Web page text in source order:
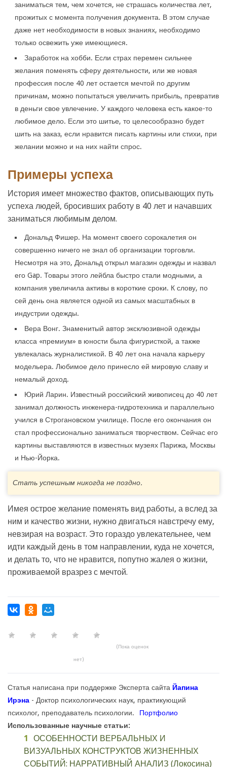
заниматься тем, чем хочется, не страшась количества лет,
прожитых с момента получения документа. В этом случае
даже нет необходимости в новых знаниях, необходимо
только освежить уже имеющиеся.
Заработок на хобби. Если страх перемен сильнее
желания поменять сферу деятельности, или же новая
профессия после 40 лет остается мечтой по другим
причинам, можно попытаться увеличить прибыль, превратив
в деньги свое увлечение. У каждого человека есть какое-то
любимое дело. Если это шитье, то целесообразно будет
шить на заказ, если нравится писать картины или стихи, при
желании можно и на них найти спрос.
Примеры успеха
История имеет множество фактов, описывающих путь
успеха людей, бросивших работу в 40 лет и начавших
заниматься любимым делом.
Дональд Фишер. На момент своего сорокалетия он
совершенно ничего не знал об организации торговли.
Несмотря на это, Дональд открыл магазин одежды и назвал
его Gap. Товары этого лейбла быстро стали модными, а
компания увеличила активы в короткие сроки. К слову, по
сей день она является одной из самых масштабных в
индустрии одежды.
Вера Вонг. Знаменитый автор эксклюзивной одежды
класса «премиум» в юности была фигуристкой, а также
увлекалась журналистикой. В 40 лет она начала карьеру
модельера. Любимое дело принесло ей мировую славу и
немалый доход.
Юрий Ларин. Известный российский живописец до 40 лет
занимал должность инженера-гидротехника и параллельно
учился в Строгановском училище. После его окончания он
стал профессионально заниматься творчеством. Сейчас его
картины выставляются в известных музеях Парижа, Москвы
и Нью-Йорка.
Стать успешным никогда не поздно.
Имея острое желание поменять вид работы, а вслед за
ним и качество жизни, нужно двигаться навстречу ему,
невзирая на возраст. Это гораздо увлекательнее, чем
идти каждый день в том направлении, куда не хочется,
и делать то, что не нравится, попутно жалея о жизни,
проживаемой вразрез с мечтой.
(Пока оценок
нет)
Статья написана при поддержке Эксперта сайта Йапина
Ирэна - Доктор психологических наук, практикующий
психолог, преподаватель психологии.
Портфолио
Использованные научные статьи:
ОСОБЕННОСТИ ВЕРБАЛЬНЫХ И
ВИЗУАЛЬНЫХ КОНСТРУКТОВ ЖИЗНЕННЫХ
СОБЫТИЙ: НАРРАТИВНЫЙ АНАЛИЗ (Локосина)